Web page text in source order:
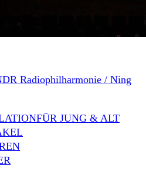
Radiophilharmonie / Ning
FÜR JUNG & ALT